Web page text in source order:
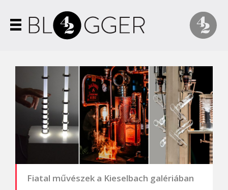
Fiatal művészek a Kieselbach galériában